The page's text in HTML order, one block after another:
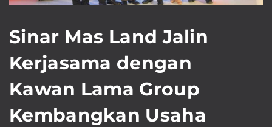
Sinar Mas Land Jalin
Kerjasama dengan
Kawan Lama Group
Kembangkan Usaha